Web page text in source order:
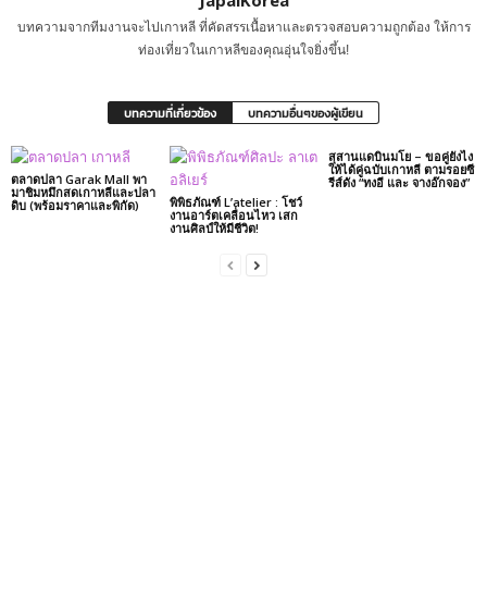
บทความจากทีมงานจะไปเกาหลี ที่คัดสรรเนื้อหาและตรวจสอบความถูกต้อง ให้การ
ท่องเที่ยวในเกาหลีของคุณอุ่นใจยิ่งขึ้น!
บทความที่เกี่ยวข้อง บทความอื่นๆของผู้เขียน
ตลาดปลา Garak Mall พา
มาชิมหมึกสดเกาหลีและปลา
ดิบ (พร้อมราคาและพิกัด)
พิพิธภัณฑ์ L’atelier : โชว์
งานอาร์ตเคลื่อนไหว เสก
งานศิลป์ให้มีชีวิต!
สุสานแดบินมโย – ขอคู่ยังไง
ให้ได้คู่ฉบับเกาหลี ตามรอยซี
รีส์ดัง “ทงอี และ จางอ๊กจอง”